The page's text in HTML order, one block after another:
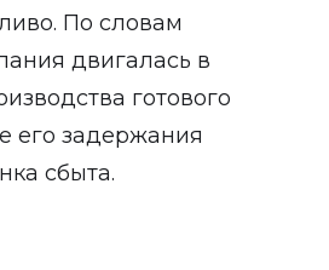
По словам
двигалась в
готового
его задержания
сбыта.